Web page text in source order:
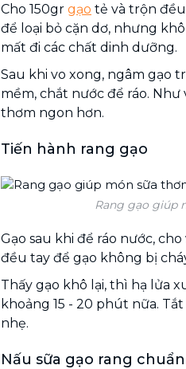
Cho 150gr gạo tẻ và trộn đều
để loại bỏ cặn dơ, nhưng
mất đi các chất dinh dưỡng.
Sau khi vo xong, ngâm gạo
mềm, chắt nước để ráo. Như
thơm ngon hơn.
Tiến hành rang gạo
Rang gạo giúp
Gạo sau khi để ráo nước,
đều tay để gạo không bị
Thấy gạo khô lại, thì hạ lửa
khoảng 15 - 20 phút nữa.
nhẹ.
Nấu sữa gạo rang